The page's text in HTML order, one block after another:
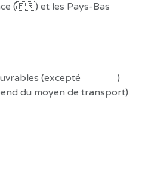
(🇫🇷) et les Pays-Bas
(excepté
)
du moyen de transport)